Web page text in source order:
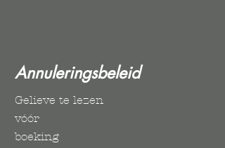
Annuleringsbeleid
Gelieve te lezen
vóór
boeking